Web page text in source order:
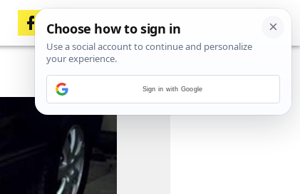
Sign in with Google